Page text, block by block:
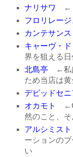
ナリサワ ←
フロリレージ
カンテサンス
キャーヴ・
界を狙える日
北島亭 ←私
ため当店は
デビッドセニ
オカモト
然のこと、
アルシミスト
ーションの
い